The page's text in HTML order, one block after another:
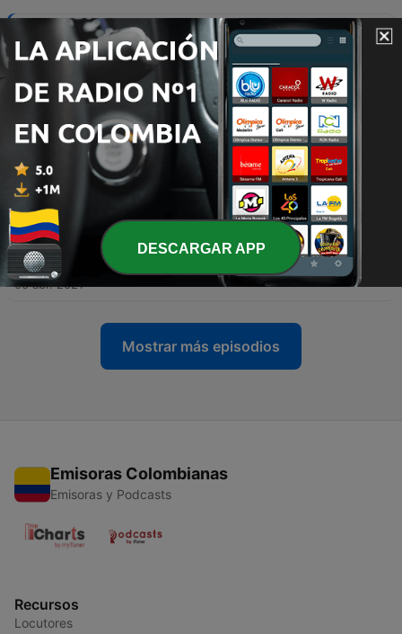
Santo Rosario (misterios gozosos en español)
10 ago. 2021
19 - Santo rosario (misterios luminosos en español)
18 - Santo Rosario (misterios gloriosos en español)
04 ago. 2021
Santo Rosario (misterios dolorosos en español)
20 jul. 2021
16 - Regina cœli
06 abr. 2021
Mostrar más episodios
Emisoras Colombianas
Emisoras y Podcasts
Recursos
Locutores
DESCARGAR APP